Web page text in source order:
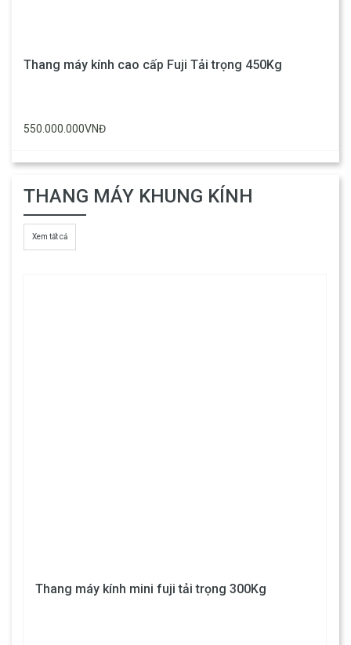
Thang máy kính cao cấp Fuji Tải trọng 450Kg
550.000.000VNĐ
THANG MÁY KHUNG KÍNH
Xem tất cả
Thang máy kính mini fuji tải trọng 300Kg